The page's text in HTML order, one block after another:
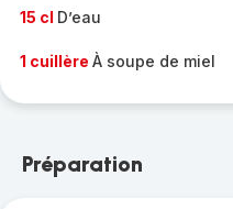
15 cl D’eau
1 cuillère À soupe de miel
Préparation